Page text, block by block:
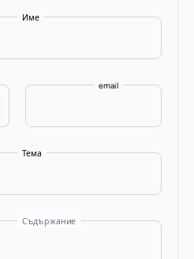
Име
email
Тема
Съдържание